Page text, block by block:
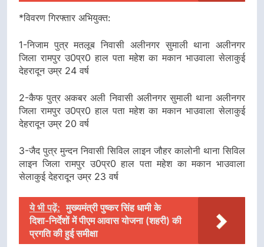
*विवरण गिरफ्तार अभियुक्त:
1-निजाम पुत्र मतलूब निवासी अलीनगर सुमाली थाना अलीनगर
जिला रामपुर उ0प्र0 हाल पता महेश का मकान भाउवाला सेलाकुई
देहरादून उम्र 24 वर्ष
2-कैफ पुत्र अकबर अली निवासी अलीनगर सुमाली थाना अलीनगर
जिला रामपुर उ0प्र0 हाल पता महेश का मकान भाउवाला सेलाकुई
देहरादून उम्र 20 वर्ष
3-जैद पुत्र मुन्दन निवासी सिविल लाइन जौहर कालोनी थाना सिविल
लाइन जिला रामपुर उ0प्र0 हाल पता महेश का मकान भाउवाला
सेलाकुई देहरादून उम्र 23 वर्ष
ये भी पढ़ें: मुख्यमंत्री पुष्कर सिंह धामी के
दिशा-निर्देशों में पीएम आवास योजना (शहरी) की
प्रगति की हुई समीक्षा